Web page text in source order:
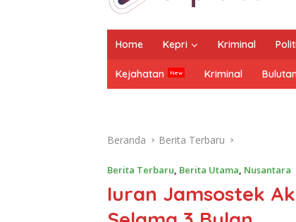
Home Kepri Kriminal
Kejahatan Kriminal
Beranda Berita Terbaru
Berita Terbaru, Berita Utama, Nusantara
Iuran Jamsostek